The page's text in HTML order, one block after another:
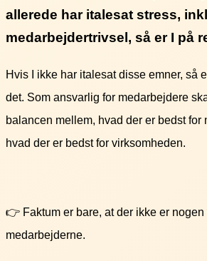
allerede har italesat stress,
medarbejdertrivsel, så er I på
Hvis I ikke har italesat disse emner, så
det. Som ansvarlig for medarbejdere
balancen mellem, hvad der er bedst for
hvad der er bedst for virksomheden.
👉 Faktum er bare, at der ikke er
medarbejderne.